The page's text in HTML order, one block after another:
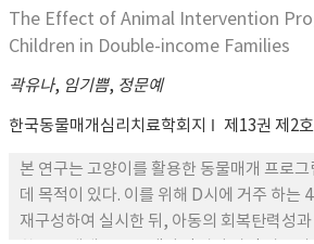
The Effect of Animal Intervention
Children in Double-income Families
곽유나, 임기쁨, 정문예
한국동물매개심리치료학회지 제13권 제2호
본 연구는 고양이를 활용한 동물매개 프로
데 목적이 있다. 이를 위해 D시에 거주 하는
재구성하여 실시한 뒤, 아동의 회복탄력성